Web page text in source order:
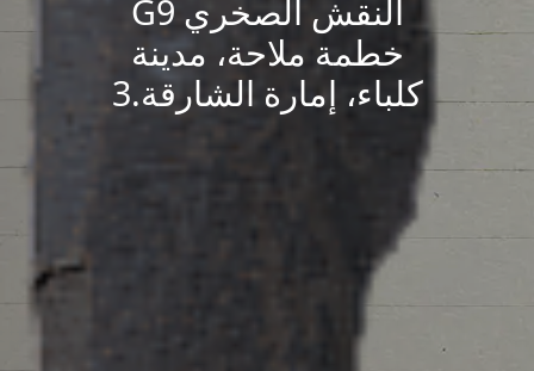
النقش الصخري G9
خطمة ملاحة، مدينة
كلباء، إمارة الشارقة.3